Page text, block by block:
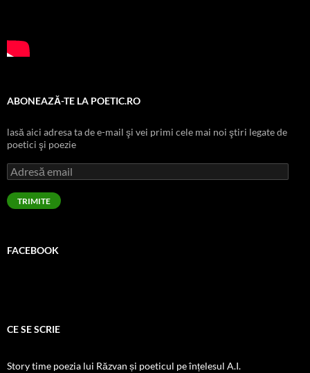
ABONEAZĂ-TE LA POETIC.RO
lasă aici adresa ta de e-mail şi vei primi cele mai noi ştiri legate de
poetici şi poezie
Adresă
email
TRIMITE
FACEBOOK
CE SE SCRIE
Story time poezia lui Răzvan și poeticul pe înțelesul A.I.